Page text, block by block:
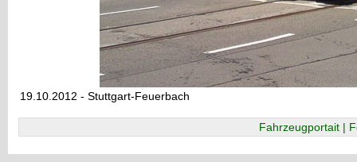
19.10.2012 - Stuttgart-Feuerbach
Fahrzeugportait |